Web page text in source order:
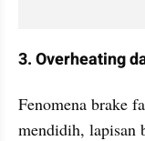
3. Overheating
Fenomena brake
mendidih, lapisan